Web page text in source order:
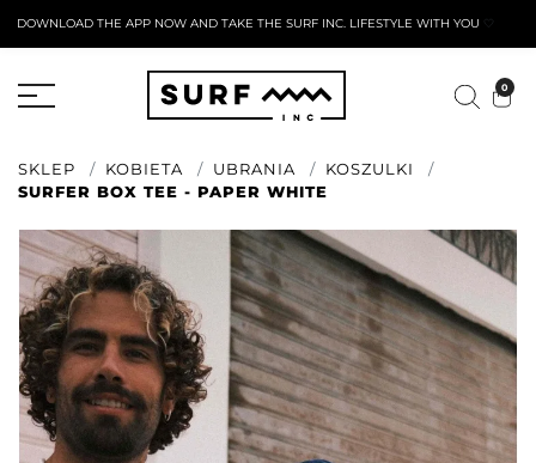
DOWNLOAD THE APP NOW AND TAKE THE SURF INC. LIFESTYLE WITH YOU 🤍
0
SKLEP KOBIETA UBRANIA
KOSZULKI
SURFER BOX TEE - PAPER WHITE
AKTYWNY FORMULARZ ZWROTU